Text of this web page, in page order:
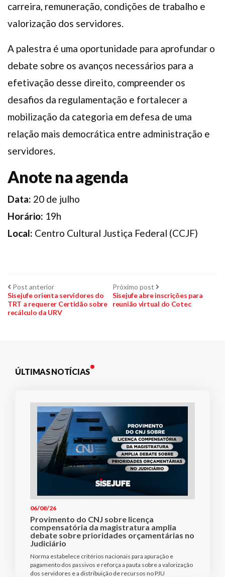
carreira, remuneração, condições de trabalho e
valorização dos servidores.
A palestra é uma oportunidade para aprofundar o
debate sobre os avanços necessários para a
efetivação desse direito, compreender os
desafios da regulamentação e fortalecer a
mobilização da categoria em defesa de uma
relação mais democrática entre administração e
servidores.
Anote na agenda
Data: 20 de julho
Horário: 19h
Local: Centro Cultural Justiça Federal (CCJF)
Navegação
de
Post anteriorPost
anterior:
Sisejufe orienta servidores do
TRT a requerer Certidão sobre
recálculo da URV
Próximo post Próximo
post:
Sisejufe abre inscrições para
reunião virtual do Cotec
ÚLTIMAS NOTÍCIAS
06/08/26
Provimento do CNJ sobre licença
compensatória da magistratura amplia
debate sobre prioridades orçamentárias no
Judiciário
Norma estabelece critérios nacionais para apuração e
pagamento dos passivos e reforça a pauta sobre a valorização
dos servidores e a distribuição de recursos no PJU